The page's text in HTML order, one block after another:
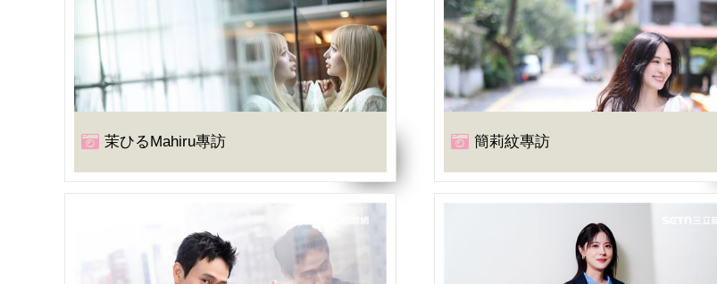
/30)郁可唯將在台開「自由時間」演唱會。（記者邱榮吉/攝影）
茉ひるMahiru專訪 簡莉紋專訪